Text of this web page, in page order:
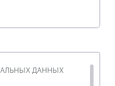
ДАННЫХ